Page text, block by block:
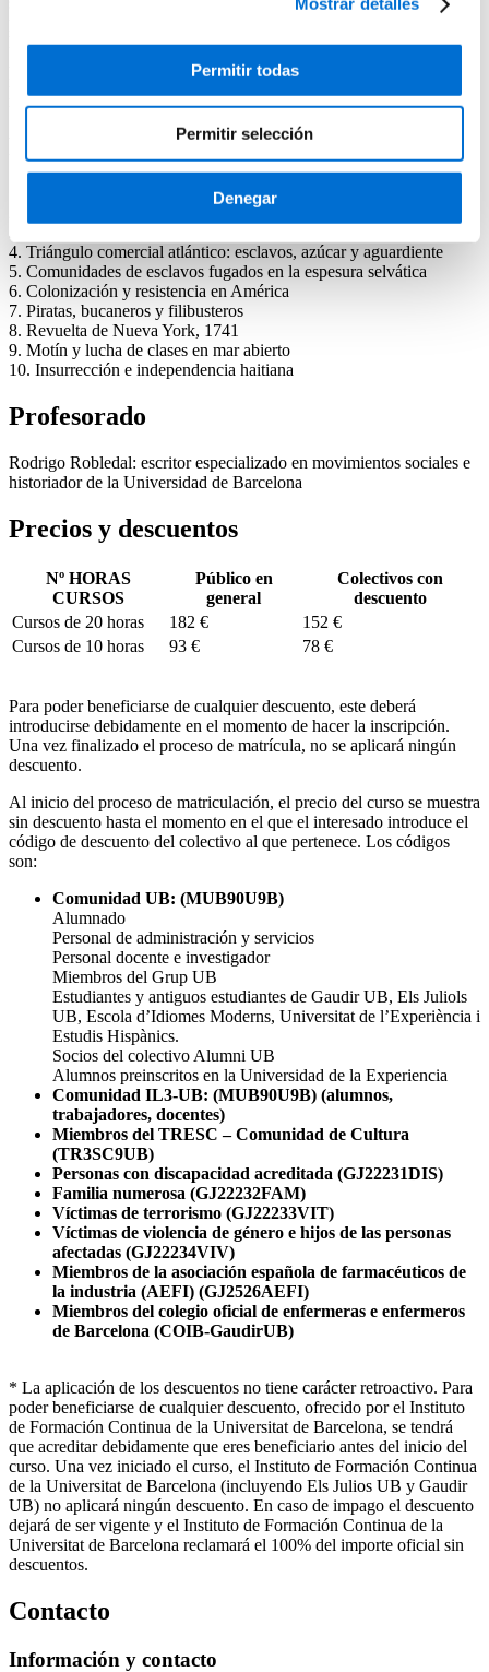
Permitir todas
Permitir selección
Denegar
humana.
A partir de un análisis decolonial sobre la historia moderna y de
numerosas narraciones sobre naufragios, abordajes y motines,
reviviremos el proceso colonialista, así como la resistencia a este.
1. Comunismo originario y comunalismo medieval
3. Europeos asalvajados en Isla Tortuga
4. Triángulo comercial atlántico: esclavos, azúcar y aguardiente
5. Comunidades de esclavos fugados en la espesura selvática
6. Colonización y resistencia en América
7. Piratas, bucaneros y filibusteros
8. Revuelta de Nueva York, 1741
9. Motín y lucha de clases en mar abierto
10. Insurrección e independencia haitiana
Profesorado
Rodrigo Robledal: escritor especializado en movimientos sociales e
historiador de la Universidad de Barcelona
Precios y descuentos
Nº HORAS
CURSOS
Público en
general
Colectivos con
descuento
Cursos de 20 horas
182 €
152 €
Cursos de 10 horas
93 € 78 €
Para poder beneficiarse de cualquier descuento, este deberá
introducirse debidamente en el momento de hacer la inscripción.
Una vez finalizado el proceso de matrícula, no se aplicará ningún
descuento.
Al inicio del proceso de matriculación, el precio del curso se muestra
sin descuento hasta el momento en el que el interesado introduce el
código de descuento del colectivo al que pertenece. Los códigos
son:
Comunidad UB: (MUB90U9B)
Alumnado
Personal de administración y servicios
Personal docente e investigador
Miembros del Grup UB
Estudiantes y antiguos estudiantes de Gaudir UB, Els Juliols
UB, Escola d’Idiomes Moderns, Universitat de l’Experiència i
Estudis Hispànics.
Socios del colectivo Alumni UB
Alumnos preinscritos en la Universidad de la Experiencia
Comunidad IL3-UB: (MUB90U9B) (alumnos,
trabajadores, docentes)
Miembros del TRESC – Comunidad de Cultura
(TR3SC9UB)
Personas con discapacidad acreditada (GJ22231DIS)
Familia numerosa (GJ22232FAM)
Víctimas de terrorismo (GJ22233VIT)
Víctimas de violencia de género e hijos de las personas
afectadas (GJ22234VIV)
Miembros de la asociación española de farmacéuticos de
la industria (AEFI) (GJ2526AEFI)
Miembros del colegio oficial de enfermeras e enfermeros
de Barcelona (COIB-GaudirUB)
* La aplicación de los descuentos no tiene carácter retroactivo. Para
poder beneficiarse de cualquier descuento, ofrecido por el Instituto
de Formación Continua de la Universitat de Barcelona, se tendrá
que acreditar debidamente que eres beneficiario antes del inicio del
curso. Una vez iniciado el curso, el Instituto de Formación Continua
de la Universitat de Barcelona (incluyendo Els Julios UB y Gaudir
UB) no aplicará ningún descuento. En caso de impago el descuento
dejará de ser vigente y el Instituto de Formación Continua de la
Universitat de Barcelona reclamará el 100% del importe oficial sin
descuentos.
Contacto
Información y contacto